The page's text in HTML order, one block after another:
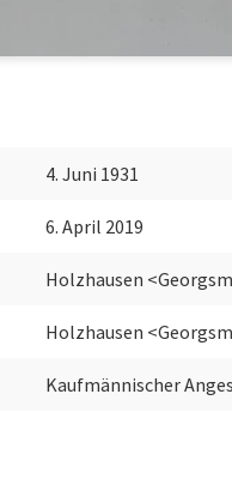
4. Juni 1931
6. April 2019
Holzhausen
Holzhausen
Kaufmännischer